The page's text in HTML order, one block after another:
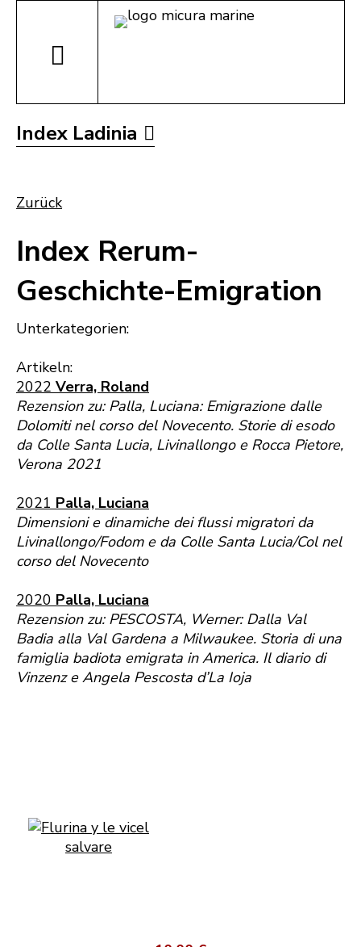
Index Ladinia
Zurück
Index Rerum-
Geschichte-Emigration
Unterkategorien:
Artikeln:
2022 Verra, Roland
Rezension zu: Palla, Luciana: Emigrazione dalle
Dolomiti nel corso del Novecento. Storie di esodo
da Colle Santa Lucia, Livinallongo e Rocca Pietore,
Verona 2021
2021 Palla, Luciana
Dimensioni e dinamiche dei flussi migratori da
Livinallongo/Fodom e da Colle Santa Lucia/Col nel
corso del Novecento
2020 Palla, Luciana
Rezension zu: PESCOSTA, Werner: Dalla Val
Badia alla Val Gardena a Milwaukee. Storia di una
famiglia badiota emigrata in America. Il diario di
Vinzenz e Angela Pescosta d’La Ioja